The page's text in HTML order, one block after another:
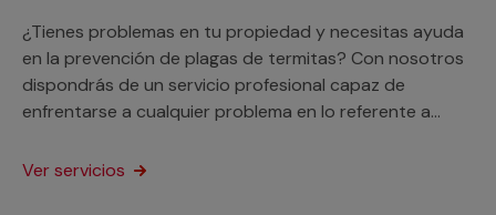
¿Tienes problemas en tu propiedad y necesitas ayuda
en la prevención de plagas de termitas? Con nosotros
dispondrás de un servicio profesional capaz de
enfrentarse a cualquier problema en lo referente a
Ver servicios